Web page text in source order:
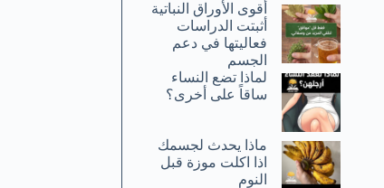
أقوى الأوراق النباتية
أثبتت الدراسات
فعاليتها في دعم
الجسم
لماذا تضع النساء
ساقاً على أخرى؟
ماذا يحدث لجسمك
اذا اكلت موزة قبل
النوم